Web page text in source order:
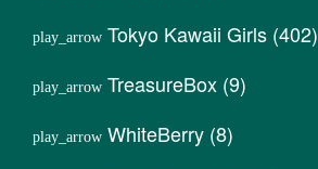
Tokyo Kawaii Girls (402)
TreasureBox (9)
WhiteBerry (8)